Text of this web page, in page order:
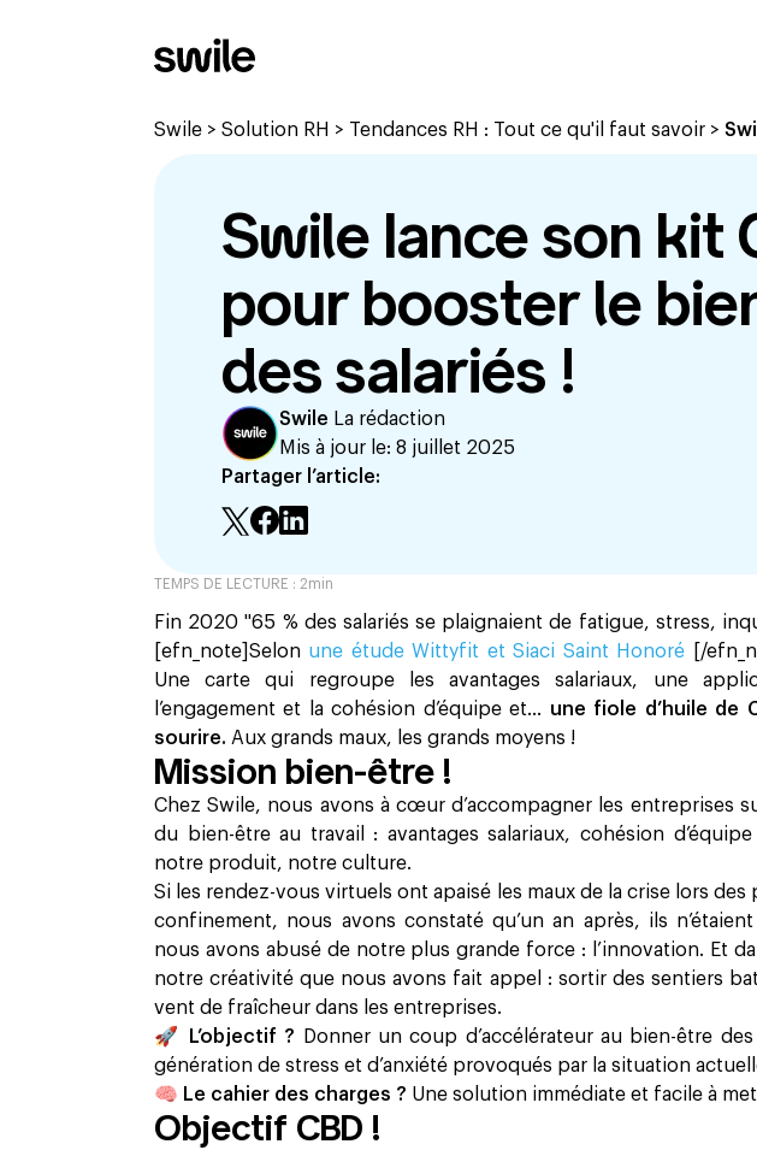
Swile > Solution RH > Tendances RH : Tout ce qu'il faut savoir >
Swile lance son kit
pour booster le
des salariés !
Swile La rédaction
Mis à jour le: 8 juillet 2025
Partager l’article:
TEMPS DE LECTURE : 2min
Fin 2020 "65 % des salariés se plaignaient de fatigue, stress,
[efn_note]Selon une étude Wittyfit et Siaci Saint Honoré
[/
Une carte qui regroupe les avantages salariaux, une
l’engagement et la cohésion d’équipe et… une fiole d’huile de
sourire. Aux grands maux, les grands moyens !
Mission bien-être !
Chez Swile, nous avons à cœur d’accompagner les entreprises
du bien-être au travail : avantages salariaux, cohésion d’équipe
notre produit, notre culture.
Si les rendez-vous virtuels ont apaisé les maux de la crise lors des
confinement, nous avons constaté qu’un an après, ils
nous avons abusé de notre plus grande force : l’innovation. Et
notre créativité que nous avons fait appel : sortir des sentiers
vent de fraîcheur dans les entreprises.
🚀 L’objectif ?
Donner un coup d’accélérateur au bien-être
génération de stress et d’anxiété provoqués par la situation
🧠 Le cahier des charges ? Une solution immédiate et facile à
Objectif CBD !